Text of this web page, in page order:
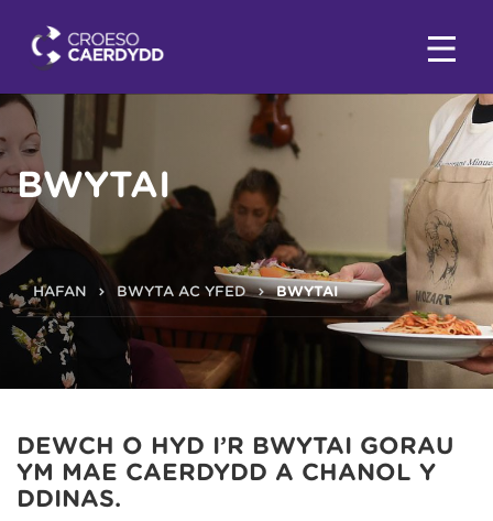
BWYTAI
HAFAN BWYTA AC YFED BWYTAI
DEWCH O HYD I’R BWYTAI GORAU
YM MAE CAERDYDD A CHANOL Y
DDINAS.